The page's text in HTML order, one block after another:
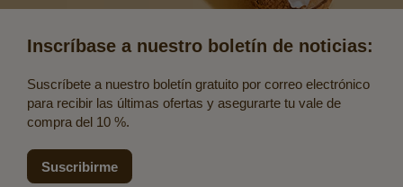
Inscríbase a nuestro boletín de noticias:
Suscríbete a nuestro boletín gratuito por correo electrónico
para recibir las últimas ofertas y asegurarte tu vale de
compra del 10 %.
Suscribirme